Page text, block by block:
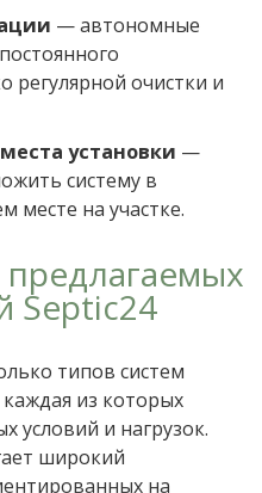
— автономные
регулярной очистки и
установки —
систему в
месте на участке.
Septic24
типов систем
из которых
условий и нагрузок.
широкий
на